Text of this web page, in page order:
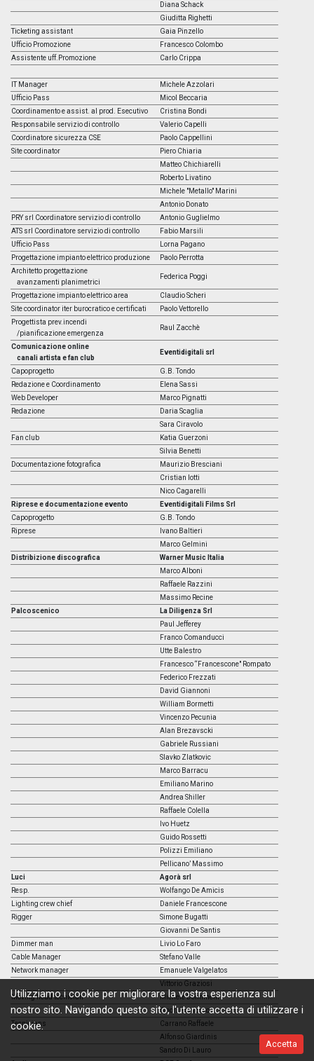
Utilizziamo i cookie per migliorare la vostra esperienza sul
nostro sito. Navigando questo sito, l'utente accetta di utilizzare i
cookie.
Accetta
Diana Schack
Giuditta Righetti
Ticketing assistant
Gaia Pinzello
Ufficio Promozione
Francesco Colombo
Assistente uff.Promozione
Carlo Crippa
IT Manager
Michele Azzolari
Ufficio Pass
Micol Beccaria
Coordinamento e assist. al prod. Esecutivo
Cristina Bondi
Responsabile servizio di controllo
Valerio Capelli
Coordinatore sicurezza CSE
Paolo Cappellini
Site coordinator
Piero Chiaria
Matteo Chichiarelli
Roberto Livatino
Michele "Metallo" Marini
Antonio Donato
PRY srl Coordinatore servizio di controllo
Antonio Guglielmo
ATS srl Coordinatore servizio di controllo
Fabio Marsili
Ufficio Pass
Lorna Pagano
Progettazione impianto elettrico produzione
Paolo Perrotta
Architetto progettazione
avanzamenti planimetrici
Federica Poggi
Progettazione impianto elettrico area
Claudio Scheri
Site coordinator iter burocratico e certificati
Paolo Vettorello
Progettista prev.incendi
/pianificazione emergenza
Raul Zacchè
Comunicazione online
canali artista e fan club
Eventidigitali srl
Capoprogetto
G.B. Tondo
Redazione e Coordinamento
Elena Sassi
Web Developer
Marco Pignatti
Redazione
Daria Scaglia
Sara Ciravolo
Fan club
Katia Guerzoni
Silvia Benetti
Documentazione fotografica
Maurizio Bresciani
Cristian Iotti
Nico Cagarelli
Riprese e documentazione evento
Eventidigitali Films Srl
Capoprogetto
G.B. Tondo
Riprese
Ivano Baltieri
Marco Gelmini
Distribizione discografica
Warner Music Italia
Marco Alboni
Raffaele Razzini
Massimo Recine
Palcoscenico
La Diligenza Srl
Paul Jefferey
Franco Comanducci
Utte Balestro
Francesco “Francescone" Rompato
Federico Frezzati
David Giannoni
William Bormetti
Vincenzo Pecunia
Alan Brezavscki
Gabriele Russiani
Slavko Zlatkovic
Marco Barracu
Emiliano Marino
Andrea Shiller
Raffaele Colella
Ivo Huetz
Guido Rossetti
Polizzi Emiliano
Pellicano’ Massimo
Luci
Agorà srl
Resp.
Wolfango De Amicis
Lighting crew chief
Daniele Francescone
Rigger
Simone Bugatti
Giovanni De Santis
Dimmer man
Livio Lo Faro
Cable Manager
Stefano Valle
Network manager
Emanuele Valgelatos
Vittorio Graziosi
Moving head tecnician
Michele Donninelli
Onori Francesco
Tecnicians
Carrano Raffaele
Alfonso Giardinis
Sandro Di Lauro